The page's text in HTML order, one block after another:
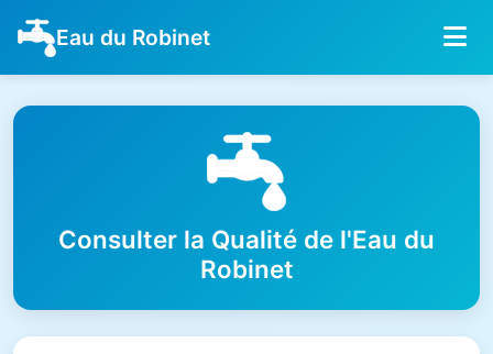
Eau du Robinet
Consulter la Qualité de l'Eau du
Robinet